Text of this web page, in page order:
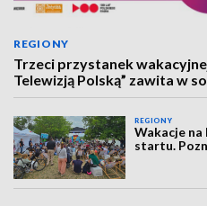
REGIONY
Trzeci przystanek
Telewizją Polską” zawita w
REGIONY
Wakacje na
startu.